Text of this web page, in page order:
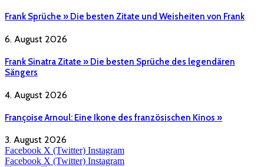
Frank Sprüche » Die besten Zitate und Weisheiten von Frank
6. August 2026
Frank Sinatra Zitate » Die besten Sprüche des legendären
Sängers
4. August 2026
Françoise Arnoul: Eine Ikone des französischen Kinos »
3. August 2026
Facebook X (Twitter) Instagram
Facebook X (Twitter) Instagram